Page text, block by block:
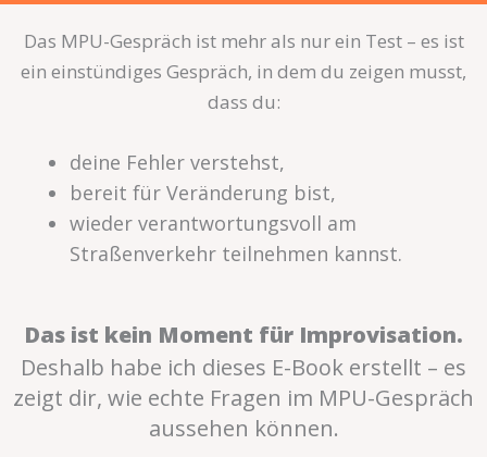
Das MPU-Gespräch ist mehr als nur ein Test – es ist
ein einstündiges Gespräch, in dem du zeigen musst,
dass du:
deine Fehler verstehst,
bereit für Veränderung bist,
wieder verantwortungsvoll am
Straßenverkehr teilnehmen kannst.
Das ist kein Moment für Improvisation.
Deshalb habe ich dieses E-Book erstellt – es
zeigt dir, wie echte Fragen im MPU-Gespräch
aussehen können.